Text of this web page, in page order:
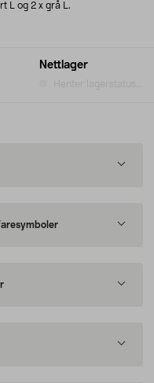
Nettlager
L og 2 x grå L.